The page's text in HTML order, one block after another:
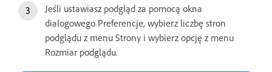
Jeśli ustawiasz podgląd za pomocą okna
dialogowego Preferencje, wybierz liczbę stron
podglądu z menu Strony i wybierz opcję z menu
Rozmiar podglądu.